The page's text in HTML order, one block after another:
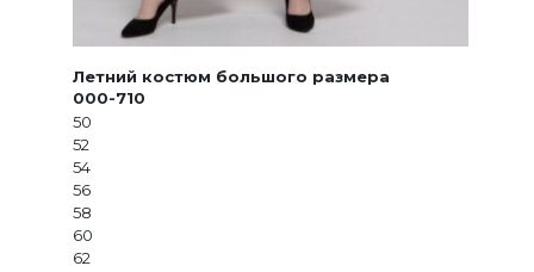
Летний костюм большого размера
000-710
50
52
54
56
58
60
62